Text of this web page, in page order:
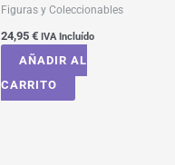
Figuras y Coleccionables
24,95 € IVA Incluído
AÑADIR AL
CARRITO